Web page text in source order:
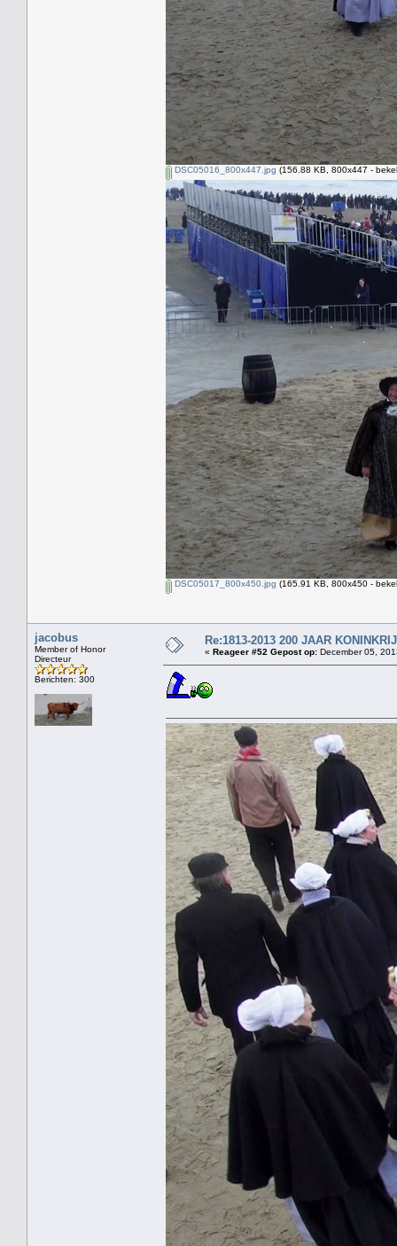
DSC05016_800x447.jpg (156.88 KB, 800x447 -
DSC05017_800x450.jpg (165.91 KB, 800x450 -
jacobus
Member of Honor
Directeur
Berichten: 300
Re:1813-2013 200 JAAR
« Reageer #52 Gepost op: December 05,